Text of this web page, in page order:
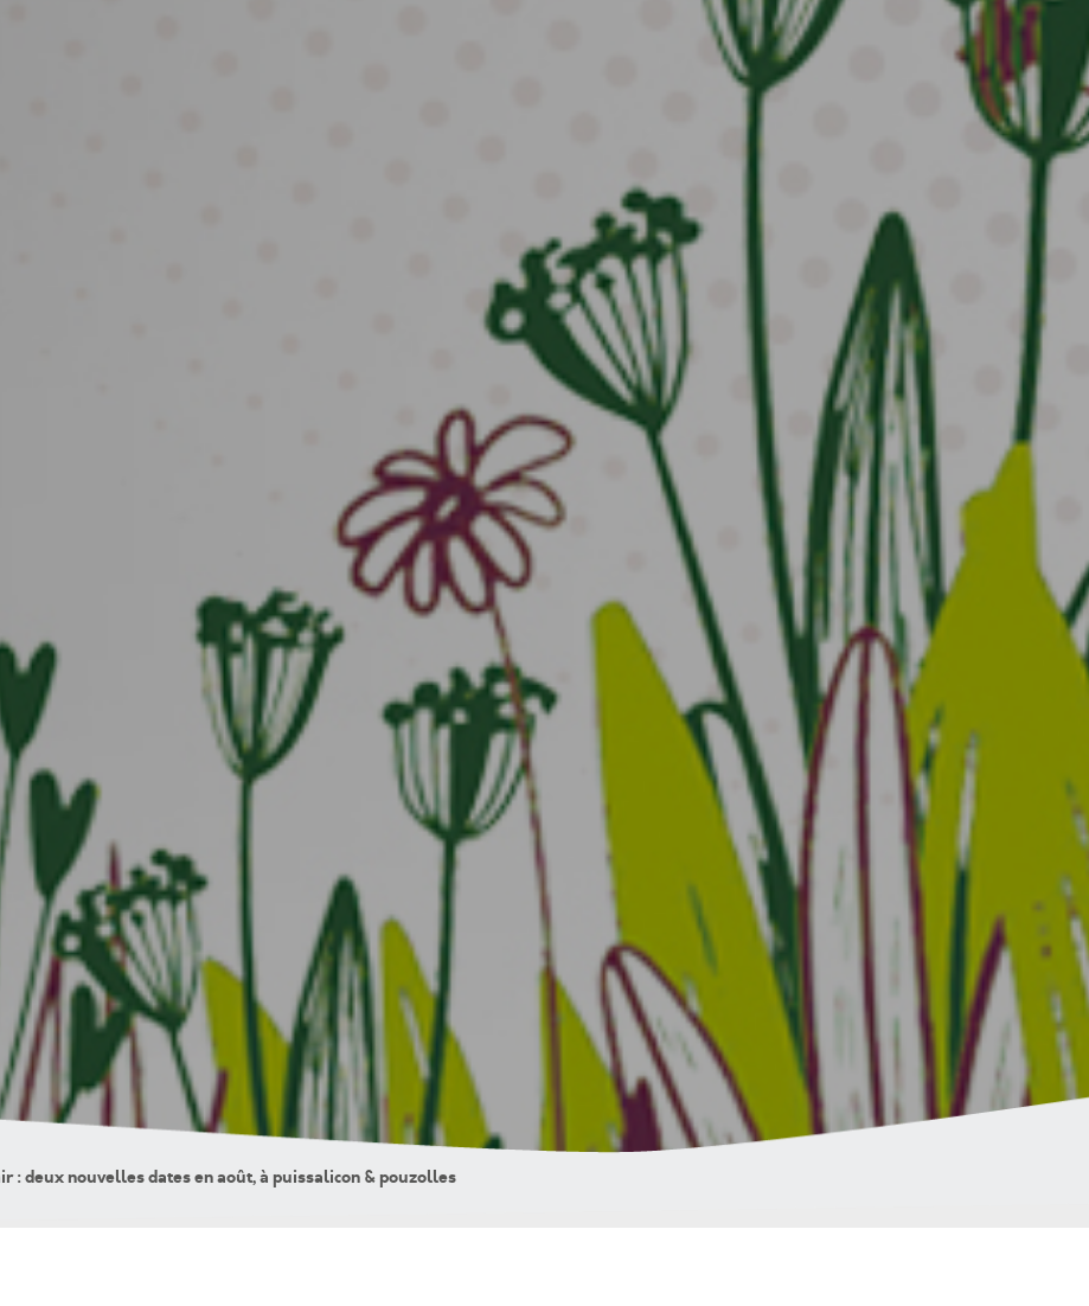
: deux nouvelles dates en août, à puissalicon & pouzolles